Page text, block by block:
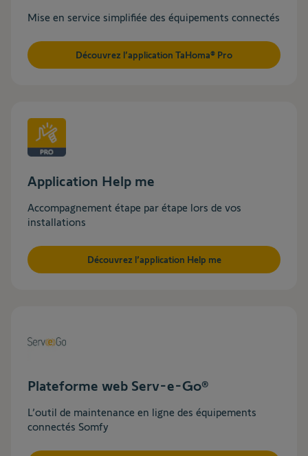
Mise en service simplifiée des équipements connectés
Découvrez l’application TaHoma® Pro
Application Help me
Accompagnement étape par étape lors de vos
installations
Découvrez l’application Help me
Plateforme web Serv-e-Go®
L’outil de maintenance en ligne des équipements
connectés Somfy